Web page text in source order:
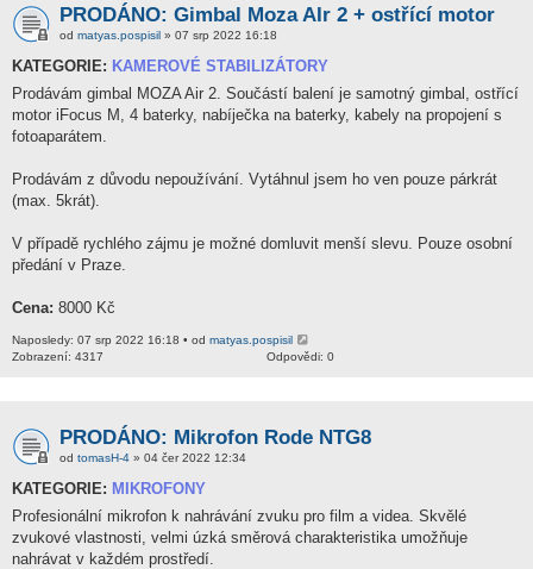
PRODÁNO: Gimbal Moza AIr 2 + ostřící motor
od matyas.pospisil » 07 srp 2022 16:18
KATEGORIE: KAMEROVÉ STABILIZÁTORY
Prodávám gimbal MOZA Air 2. Součástí balení je samotný gimbal, ostřící
motor iFocus M, 4 baterky, nabíječka na baterky, kabely na propojení s
fotoaparátem.
Prodávám z důvodu nepoužívání. Vytáhnul jsem ho ven pouze párkrát
(max. 5krát).
V případě rychlého zájmu je možné domluvit menší slevu. Pouze osobní
předání v Praze.
Cena: 8000 Kč
Naposledy: 07 srp 2022 16:18 • od matyas.pospisil
Odpovědi: 0
Zobrazení: 4317
PRODÁNO: Mikrofon Rode NTG8
od tomasH-4 » 04 čer 2022 12:34
KATEGORIE: MIKROFONY
Profesionální mikrofon k nahrávání zvuku pro film a videa. Skvělé
zvukové vlastnosti, velmi úzká směrová charakteristika umožňuje
nahrávat v každém prostředí.